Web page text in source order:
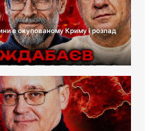
в окупованому Криму і розпад